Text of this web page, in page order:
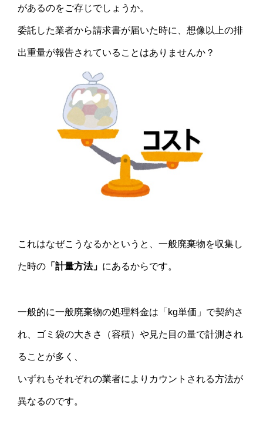
があるのをご存じでしょうか。
委託した業者から請求書が届いた時に、想像以上の排
出重量が報告されていることはありませんか？
これはなぜこうなるかというと、一般廃棄物を収集し
た時の 「計量方法」 にあるからです。
一般的に一般廃棄物の処理料金は「kg単価」で契約さ
れ、ゴミ袋の大きさ（容積）や見た目の量で計測され
ることが多く、
いずれもそれぞれの業者によりカウントされる方法が
異なるのです。